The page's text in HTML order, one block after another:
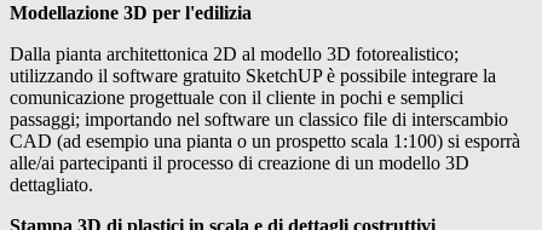
Modellazione 3D per l'edilizia
Dalla pianta architettonica 2D al modello 3D fotorealistico;
utilizzando il software gratuito SketchUP è possibile integrare la
comunicazione progettuale con il cliente in pochi e semplici
passaggi; importando nel software un classico file di interscambio
CAD (ad esempio una pianta o un prospetto scala 1:100) si esporrà
alle/ai partecipanti il processo di creazione di un modello 3D
dettagliato.